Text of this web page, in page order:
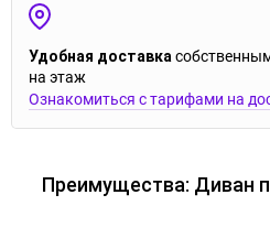
Удобная доставка
на этаж
Ознакомиться с тарифами на
Преимущества: Диван